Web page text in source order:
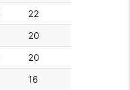
22
20
20
16